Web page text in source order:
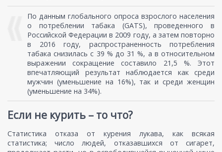
По данным глобального опроса взрослого населения
о потреблении табака (GATS), проведенного в
Российской Федерации в 2009 году, а затем повторно
в 2016 году, распространенность потребления
табака снизилась с 39 % до 31 %, а в относительном
выражении сокращение составило 21,5 %. Этот
впечатляющий результат наблюдается как среди
мужчин (уменьшение на 16%), так и среди женщин
(уменьшение на 34%).
Если не курить – то что?
Статистика отказа от курения лукава, как всякая
статистика; число людей, отказавшихся от сигарет,